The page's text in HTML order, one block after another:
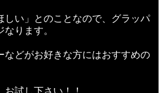
しい」とのことなので、グラッパ
ります。
などがお好きな方にはおすすめの
試し下さい！！